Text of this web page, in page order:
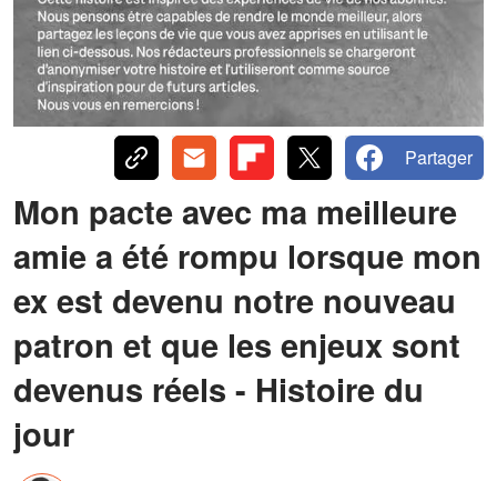
Partager
Mon pacte avec ma meilleure
amie a été rompu lorsque mon
ex est devenu notre nouveau
patron et que les enjeux sont
devenus réels - Histoire du
jour